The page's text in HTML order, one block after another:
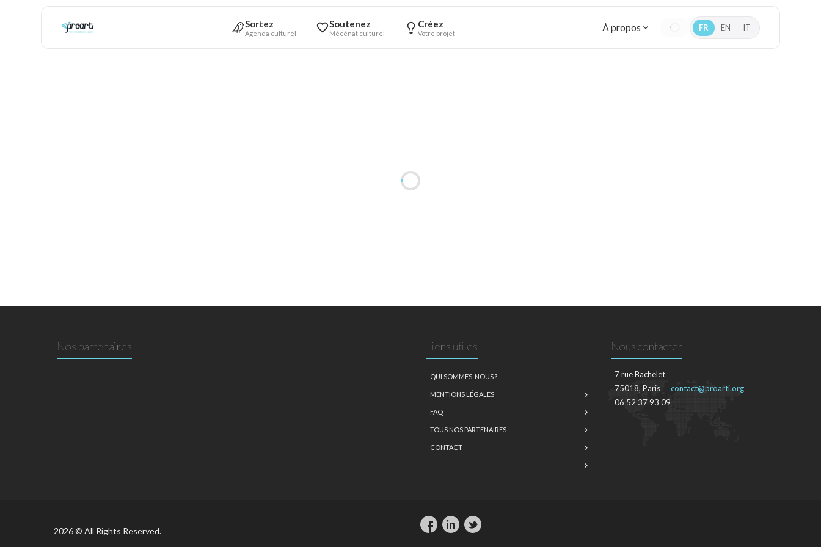
Sortez
Agenda culturel
Soutenez
Mécénat culturel
Créez
Votre projet À propos FR EN IT
Nos partenaires Liens utiles
QUI SOMMES-NOUS ?
MENTIONS LÉGALES
FAQ
TOUS NOS PARTENAIRES
CONTACT
Nous contacter
7 rue Bachelet
75018, Paris
06 52 37 93 09
contact@proarti.org
2026 © All Rights Reserved.